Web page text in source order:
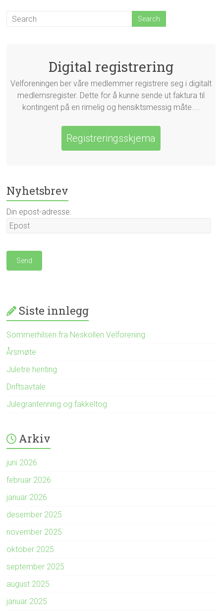
Digital registrering
Velforeningen ber våre medlemmer registrere seg i digitalt
medlemsregister. Dette for å kunne sende ut faktura til
kontingent på en rimelig og hensiktsmessig måte....
Registreringsskjema
Nyhetsbrev
Din epost-adresse:
Siste innlegg
Sommerhilsen fra Neskollen Velforening
Årsmøte
Juletre henting
Driftsavtale
Julegrantenning og fakkeltog
Arkiv
juni 2026
februar 2026
januar 2026
desember 2025
november 2025
oktober 2025
september 2025
august 2025
januar 2025